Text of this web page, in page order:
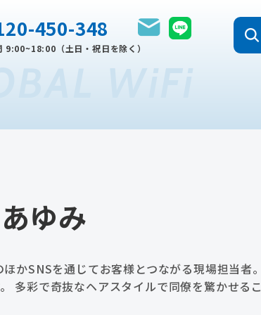
450-348
9:00~18:00（土日・祝日を除く）
WiFi
ゆみ
かSNSを通じてお客様とつながる現場担当者。
多彩で奇抜なヘアスタイルで同僚を驚かせるこ